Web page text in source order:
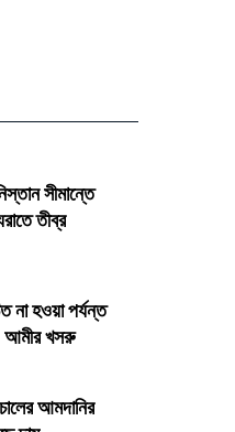
সীমান্তে
তীব্র
না হওয়া পর্যন্ত
আমীর খসরু
আমদানির